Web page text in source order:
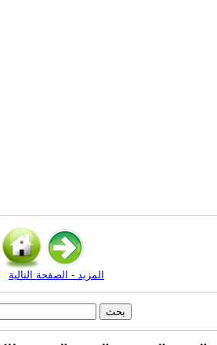
المزيد - الصفحة التالية